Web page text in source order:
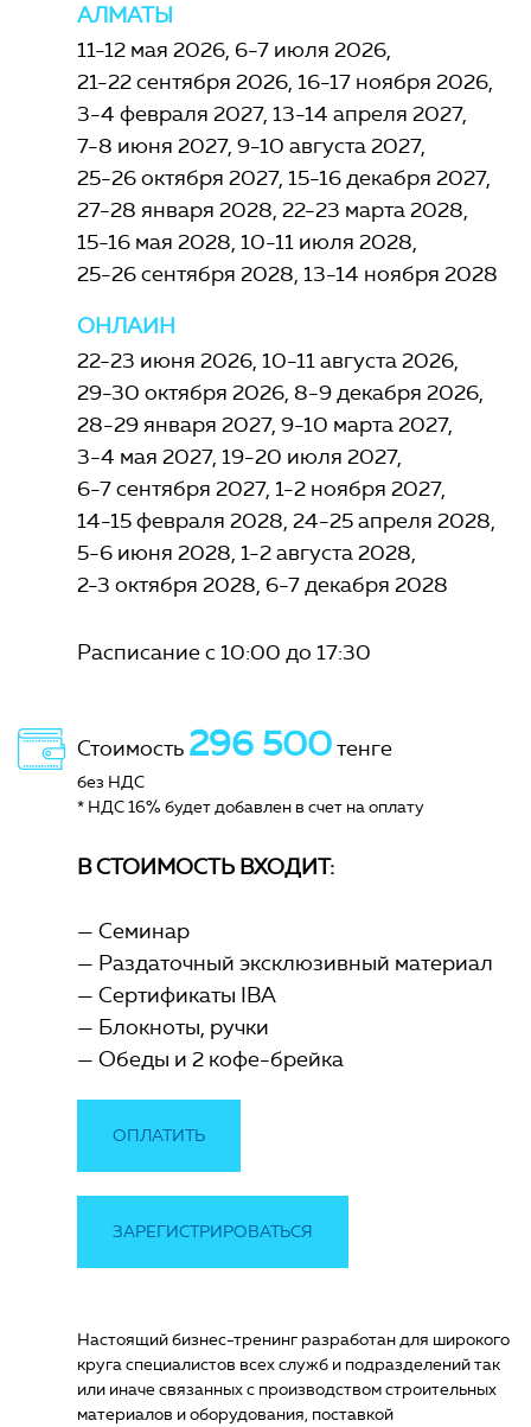
АЛМАТЫ
11-12 мая 2026 6-7 июля 2026
21-22 сентября 2026 16-17 ноября 2026
3-4 февраля 2027 13-14 апреля 2027
7-8 июня 2027 9-10 августа 2027
25-26 октября 2027 15-16 декабря 2027
27-28 января 2028 22-23 марта 2028
15-16 мая 2028 10-11 июля 2028
25-26 сентября 2028 13-14 ноября 2028
ОНЛАЙН
22-23 июня 2026 10-11 августа 2026
29-30 октября 2026 8-9 декабря 2026
28-29 января 2027 9-10 марта 2027
3-4 мая 2027 19-20 июля 2027
6-7 сентября 2027 1-2 ноября 2027
14-15 февраля 2028 24-25 апреля 2028
5-6 июня 2028 1-2 августа 2028
2-3 октября 2028 6-7 декабря 2028
Расписание с 10:00 до 17:30
Стоимость 296 500тенге
без НДС
* НДС 16% будет добавлен в счет на оплату
В СТОИМОСТЬ ВХОДИТ:
Семинар
Раздаточный эксклюзивный материал
Сертификаты IBA
Блокноты, ручки
Обеды и 2 кофе-брейка
ОПЛАТИТЬ
ЗАРЕГИСТРИРОВАТЬСЯ
Настоящий бизнес-тренинг разработан для широкого
круга специалистов всех служб и подразделений так
или иначе связанных с производством строительных
материалов и оборудования, поставкой